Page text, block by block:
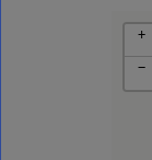
+
−